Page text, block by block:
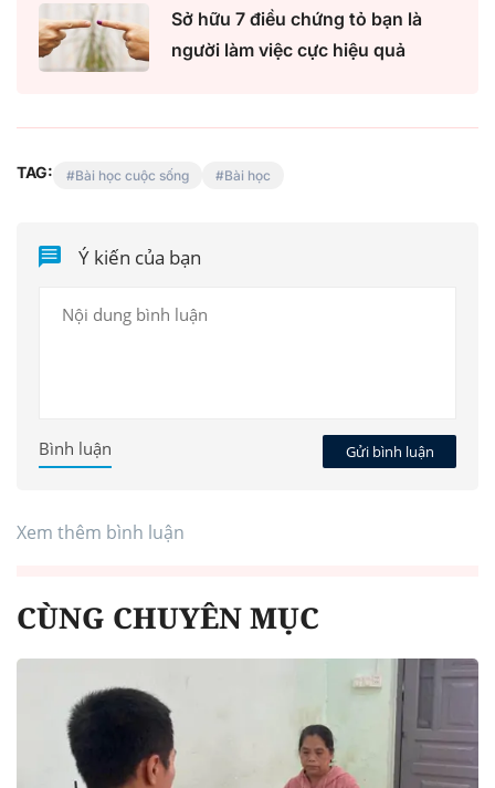
Sở hữu 7 điều chứng tỏ bạn là
người làm việc cực hiệu quả
TAG: Bài học cuộc sống Bài học
Ý kiến của bạn
Gửi bình luận
Bình luận
Xem thêm bình luận
CÙNG CHUYÊN MỤC